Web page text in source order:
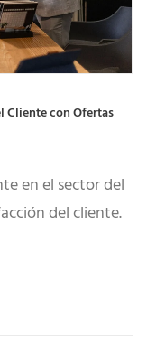
Cliente con Ofertas
en el sector del
del cliente.